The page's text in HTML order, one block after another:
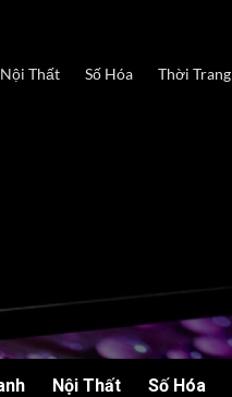
Nội Thất Số Hóa Thời Trang
Nội Thất Số Hóa